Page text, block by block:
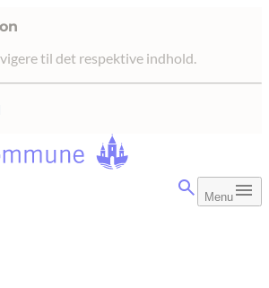
til det respektive indhold.
Menu